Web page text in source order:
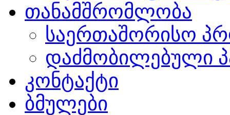
თანამშრომლობა
საერთაშორისო
დაძმობილებული
კონტაქტი
ბმულები